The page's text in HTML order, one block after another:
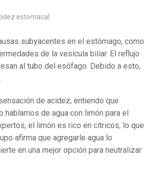
estomacal
subyacentes en el estómago, como
de la vesícula biliar. El reflujo
al tubo del esófago. Debido a esto,
de acidez; entiendo que
de agua con limón para el
el limón es rico en cítricos, lo que
afirma que agregarle agua lo
en una mejor opción para neutralizar